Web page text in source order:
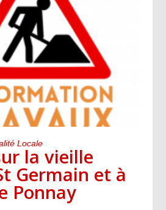
Locale
la vieille
Germain et à
Ponnay